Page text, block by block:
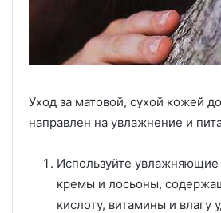
Уход за матовой, сухой кожей
направлен на увлажнение и
Используйте увлажняющие
кремы и лосьоны,
кислоту, витамины и